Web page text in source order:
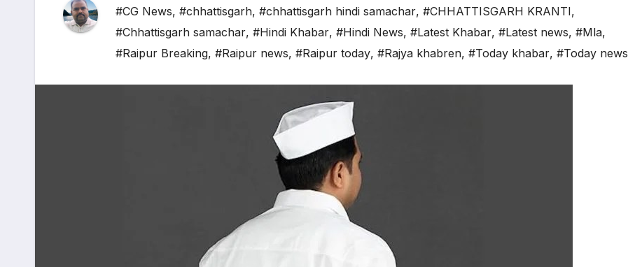
#CG News, #chhattisgarh, #chhattisgarh hindi samachar, #CHHATTISGARH KRANTI,
#Chhattisgarh samachar, #Hindi Khabar, #Hindi News, #Latest Khabar, #Latest news, #Mla,
#Raipur Breaking, #Raipur news, #Raipur today, #Rajya khabren, #Today khabar, #Today news